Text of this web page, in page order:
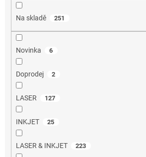
Na skladě 251
Novinka 6
Doprodej 2
LASER 127
INKJET 25
LASER & INKJET 223